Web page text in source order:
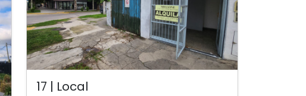
17 | Local